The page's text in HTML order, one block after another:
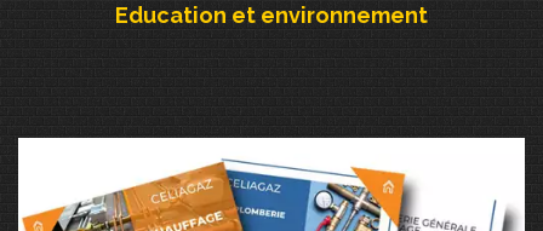
Education et environnement